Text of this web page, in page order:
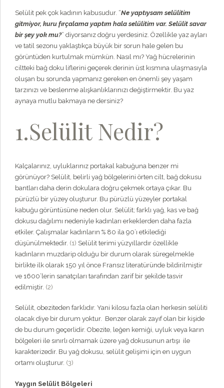
Selülit pek çok kadının kabusudur. “Ne yaptıysam selülitim
gitmiyor, kuru fırçalama yaptım hala selülitim var. Selülit savar
bir şey yok mu?” diyorsanız doğru yerdesiniz. Özellikle yaz ayları
ve tatil sezonu yaklaştıkça büyük bir sorun hale gelen bu
görüntüden kurtulmak mümkün. Nasıl mı? Yağ hücrelerinin
ciltteki bağ doku liflerini geçerek derinin üst kısmına ulaşmasıyla
oluşan bu sorunda yapmanız gereken en önemli şey yaşam
tarzınızı ve beslenme alışkanlıklarınızı değiştirmektir. Bu yaz
aynaya mutlu bakmaya ne dersiniz?
1.Selülit Nedir?
Kalçalarınız, uyluklarınız portakal kabuğuna benzer mi
görünüyor? Selülit, belirli yağ bölgelerini örten cilt, bağ dokusu
bantları daha derin dokulara doğru çekmek ortaya çıkar. Bu
pürüzlü bir yüzey oluşturur. Bu pürüzlü yüzeyler portakal
kabuğu görüntüsüne neden olur. Selülit; farklı yağ, kas ve bağ
dokusu dağılımı nedeniyle kadınları erkeklerden daha fazla
etkiler. Çalışmalar kadınların % 80 ila 90’ı etkilediği
düşünülmektedir. (1) Selülit terimi yüzyıllardır özellikle
kadınların muzdarip olduğu bir durum olarak süregelmekle
birlikte ilk olarak 150 yıl önce Fransız literatüründe bildirilmiştir
ve 1600’lerin sanatçıları tarafından zarif bir şekilde tasvir
edilmiştir. (2)
Selülit, obeziteden farklıdır. Yani kilosu fazla olan herkesin selüliti
olacak diye bir durum yoktur. Benzer olarak zayıf olan bir kişide
de bu durum geçerlidir. Obezite, leğen kemiği, uyluk veya karın
bölgeleri ile sınırlı olmamak üzere yağ dokusunun artışı ile
karakterizedir. Bu yağ dokusu, selülit gelişimi için en uygun
ortamı oluşturur. (3)
Yaygın Selülit Bölgeleri